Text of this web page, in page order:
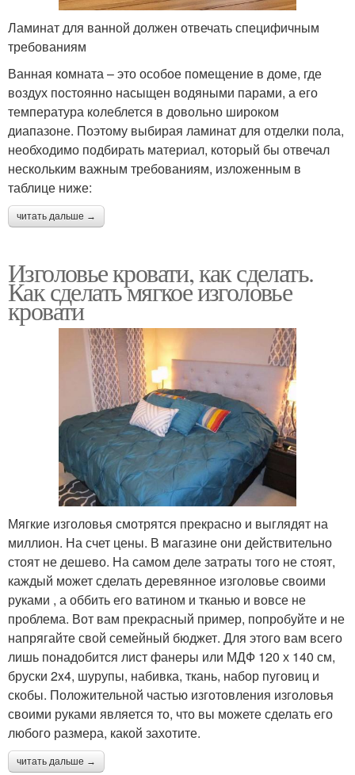
Ламинат для ванной должен отвечать специфичным
требованиям
Ванная комната – это особое помещение в доме, где
воздух постоянно насыщен водяными парами, а его
температура колеблется в довольно широком
диапазоне. Поэтому выбирая ламинат для отделки пола,
необходимо подбирать материал, который бы отвечал
нескольким важным требованиям, изложенным в
таблице ниже:
читать дальше →
Изголовье кровати, как сделать.
Как сделать мягкое изголовье
кровати
Мягкие изголовья смотрятся прекрасно и выглядят на
миллион. На счет цены. В магазине они действительно
стоят не дешево. На самом деле затраты того не стоят,
каждый может сделать деревянное изголовье своими
руками , а оббить его ватином и тканью и вовсе не
проблема. Вот вам прекрасный пример, попробуйте и не
напрягайте свой семейный бюджет. Для этого вам всего
лишь понадобится лист фанеры или МДФ 120 х 140 см,
бруски 2x4, шурупы, набивка, ткань, набор пуговиц и
скобы. Положительной частью изготовления изголовья
своими руками является то, что вы можете сделать его
любого размера, какой захотите.
читать дальше →